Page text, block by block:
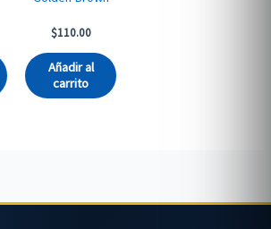
$110.00
Añadir al
carrito